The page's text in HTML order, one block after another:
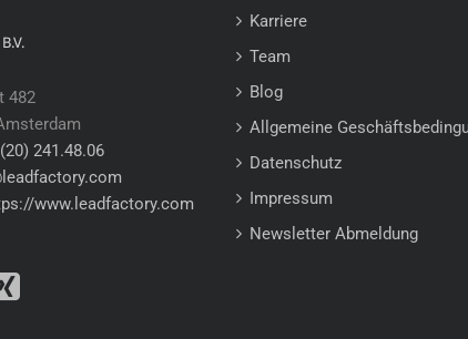
482
241.48.06
www.leadfactory.com
Karriere
Team
Blog
Allgemeine
Datenschutz
Impressum
Newsletter Abmeldung